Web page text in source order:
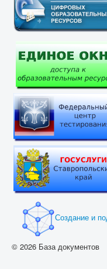
Создание и
© 2026 База документов